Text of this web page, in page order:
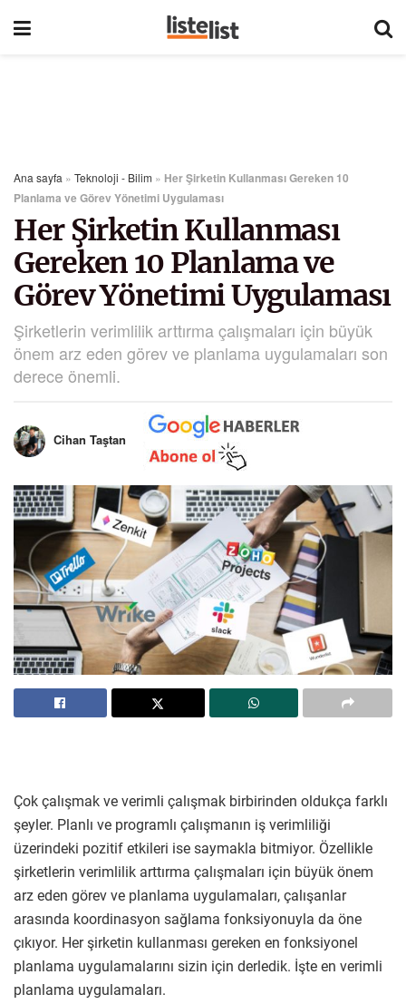
Ana sayfa » Teknoloji - Bilim » Her Şirketin Kullanması Gereken 10
Planlama ve Görev Yönetimi Uygulaması
Her Şirketin Kullanması
Gereken 10 Planlama ve
Görev Yönetimi Uygulaması
Şirketlerin verimlilik arttırma çalışmaları için büyük
önem arz eden görev ve planlama uygulamaları son
derece önemli.
Cihan Taştan
Çok çalışmak ve verimli çalışmak birbirinden oldukça farklı
şeyler. Planlı ve programlı çalışmanın iş verimliliği
üzerindeki pozitif etkileri ise saymakla bitmiyor. Özellikle
şirketlerin verimlilik arttırma çalışmaları için büyük önem
arz eden görev ve planlama uygulamaları, çalışanlar
arasında koordinasyon sağlama fonksiyonuyla da öne
çıkıyor. Her şirketin kullanması gereken en fonksiyonel
planlama uygulamalarını sizin için derledik. İşte en verimli
planlama uygulamaları.